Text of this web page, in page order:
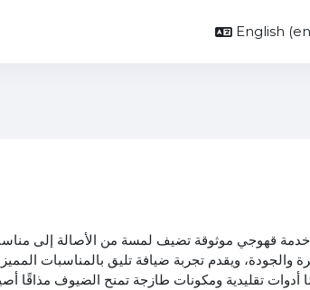
English
قهوجي موثوقة تضيف لمسة من الأصالة إلى
والجودة، ويقدم تجربة ضيافة تليق بالمناسبات
أدوات تقليدية ومكونات طازجة تمنح الضيوف مذاقًا